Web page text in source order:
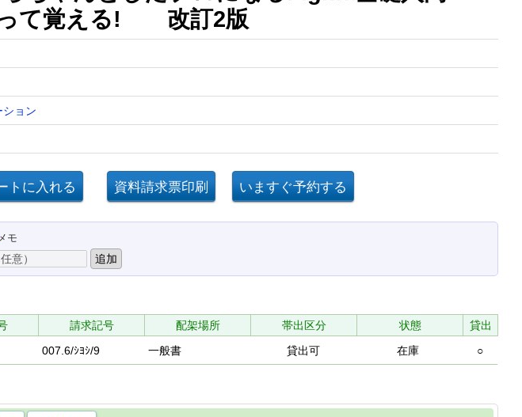
て覚える! 改訂2版
ション
モ
請求記号 配架場所 帯出区分 状態
貸出
007.6/ｼﾖｼ/9 一般書 貸出可 在庫 ○